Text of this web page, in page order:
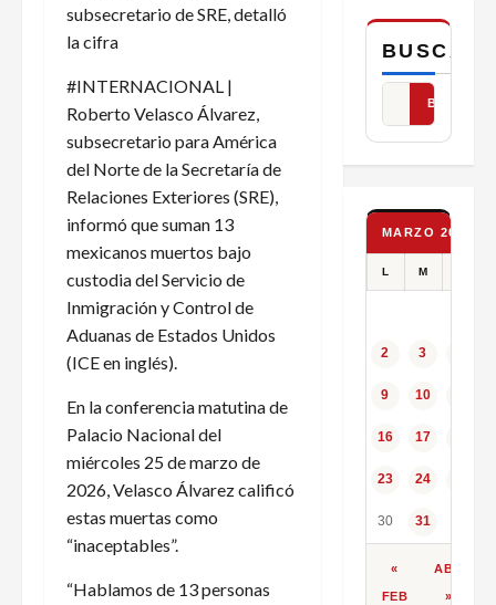
subsecretario de SRE, detalló
la cifra
#INTERNACIONAL |
Roberto Velasco Álvarez,
subsecretario para América
del Norte de la Secretaría de
Relaciones Exteriores (SRE),
informó que suman 13
mexicanos muertos bajo
custodia del Servicio de
Inmigración y Control de
Aduanas de Estados Unidos
(ICE en inglés).
En la conferencia matutina de
Palacio Nacional del
miércoles 25 de marzo de
2026, Velasco Álvarez calificó
estas muertas como
“inaceptables”.
“Hablamos de 13 personas
BUSCAR
BUSCAR
MARZO 2026
L M
2 3
9 10
16 17
23 24
30 31
«
FEB
ABR
»